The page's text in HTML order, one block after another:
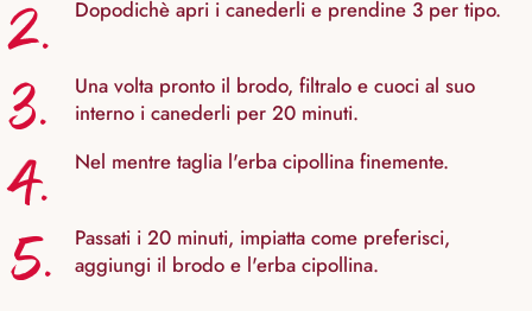
2. Dopodichè apri i canederli e prendine 3 per tipo.
3.
Una volta pronto il brodo, filtralo e cuoci al suo
interno i canederli per 20 minuti.
4. Nel mentre taglia l'erba cipollina finemente.
5.
Passati i 20 minuti, impiatta come preferisci,
aggiungi il brodo e l'erba cipollina.